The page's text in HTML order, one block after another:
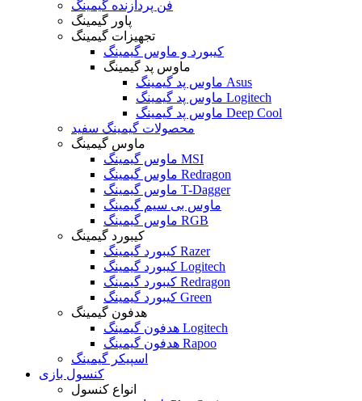
فن پردازنده گیمینگ
پاور گیمینگ
تجهیزات گیمینگ
کیبورد و ماوس گیمینگ
ماوس پد گیمینگ
ماوس پد گیمینگ Asus
ماوس پد گیمینگ Logitech
ماوس پد گیمینگ Deep Cool
محصولات گیمینگ سفید
ماوس گیمینگ
ماوس گیمینگ MSI
ماوس گیمینگ Redragon
ماوس گیمینگ T-Dagger
ماوس بی سیم گیمینگ
ماوس گیمینگ RGB
کیبورد گیمینگ
کیبورد گیمینگ Razer
کیبورد گیمینگ Logitech
کیبورد گیمینگ Redragon
کیبورد گیمینگ Green
هدفون گیمینگ
هدفون گیمینگ Logitech
هدفون گیمینگ Rapoo
اسپیکر گیمینگ
کنسول بازی
انواع کنسول